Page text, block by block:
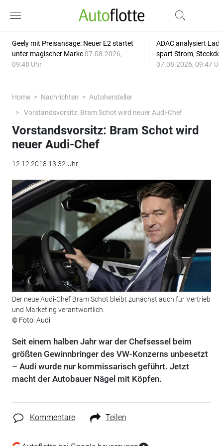
Geely mit Preisansage: Neuer E2 startet
unter magischer Marke 07.08.2026,
09:48 Uhr
ADAC analysiert
spart Strom,
07.08.2026, 09:47
Home Nachrichten
Autohersteller
Vorstandsvorsitz: Bram Schot wird neuer Audi-Chef
Vorstandsvorsitz: Bram Schot wird
neuer Audi-Chef
12.12.2018 13:32 Uhr
Der neue Audi-Chef Bram Schot bleibt zunächst auch für Vertrieb
und Marketing verantwortlich.
© Foto: Audi
Seit einem halben Jahr war der Chefsessel beim
größten Gewinnbringer des VW-Konzerns unbesetzt
– Audi wurde nur kommissarisch geführt. Jetzt
macht der Autobauer Nägel mit Köpfen.
Kommentare Teilen